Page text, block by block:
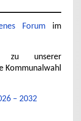
Forumim
unserer
Kommunalwahl
– 2032